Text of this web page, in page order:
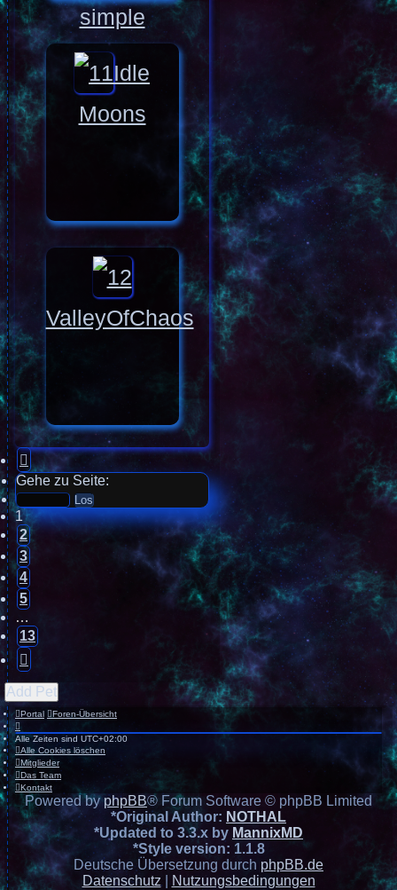
simple
Idle
Moons
ValleyOfChaos
Seite
1
von
13
Gehe zu Seite:
1
2
3
4
5
…
13
Add Pet
Portal Foren-Übersicht
Alle Zeiten sind UTC+02:00
Alle Cookies löschen
Mitglieder
Das Team
Kontakt
Powered by phpBB® Forum Software © phpBB Limited
*Original Author: NOTHAL
*Updated to 3.3.x by MannixMD
*Style version: 1.1.8
Deutsche Übersetzung durch phpBB.de
Datenschutz| Nutzungsbedingungen